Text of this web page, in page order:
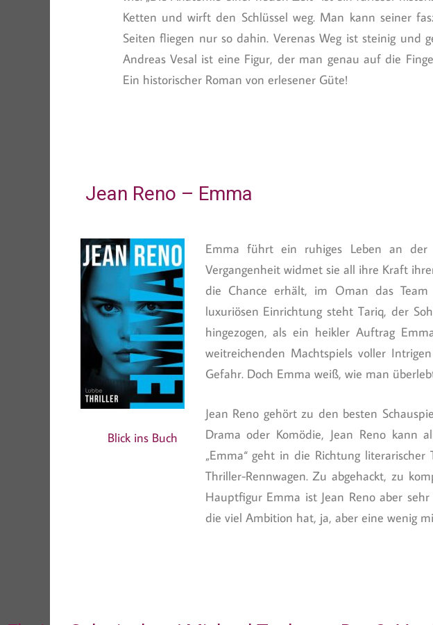
Ketten und wirft den Schlüssel weg. Man kann seiner
Seiten fliegen nur so dahin. Verenas Weg ist steinig
Andreas Vesal ist eine Figur, der man genau auf die
Ein historischer Roman von erlesener Güte!
Jean Reno – Emma
Blick ins Buch
Emma führt ein ruhiges Leben an der
Vergangenheit widmet sie all ihre Kraft
die Chance erhält, im Oman das
luxuriösen Einrichtung steht Tariq, der
hingezogen, als ein heikler Auftrag
weitreichenden Machtspiels voller
Gefahr. Doch Emma weiß, wie man
Jean Reno gehört zu den besten
Drama oder Komödie, Jean Reno kann
„Emma“ geht in die Richtung
Thriller-Rennwagen. Zu abgehackt, zu
Hauptfigur Emma ist Jean Reno aber
die viel Ambition hat, ja, aber eine wenig